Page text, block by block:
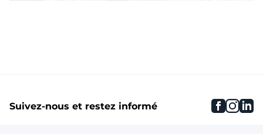
Suivez-nous et restez informé